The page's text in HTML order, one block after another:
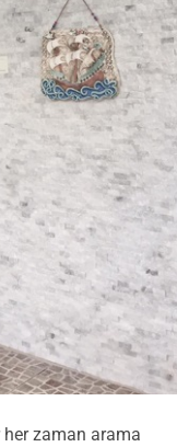
her zaman arama